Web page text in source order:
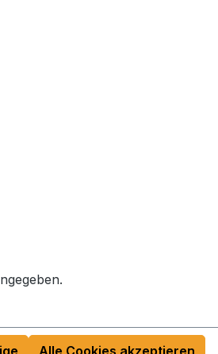
Alle Cookies akzeptieren